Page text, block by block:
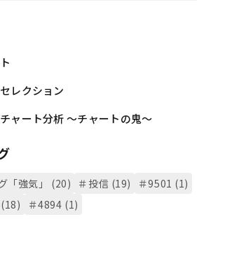
レクション
ャート分析 ～チャートの鬼～
「強気」 (20) ＃投信 (19)
＃9501 (1)
＃4894 (1)